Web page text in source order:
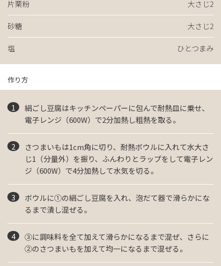
片栗粉 大さじ2
砂糖 大さじ2
塩 ひとつまみ
作り方
絹ごし豆腐はキッチンペーパーに包んで耐熱皿に乗せ、
電子レンジ（600W）で2分加熱し粗熱を取る。
さつまいもは1cm角に切り、耐熱ボウルに入れて水大さ
じ1（分量外）を振り、ふんわりとラップをして電子レン
ジ（600W）で4分加熱して水気を切る。
ボウルに①の絹ごし豆腐を入れ、泡だて器で滑らかにな
るまで潰し混ぜる。
③に調味料を全て加えて滑らかになるまで混ぜ、さらに
②のさつまいもを加えて均一になるまで混ぜる。